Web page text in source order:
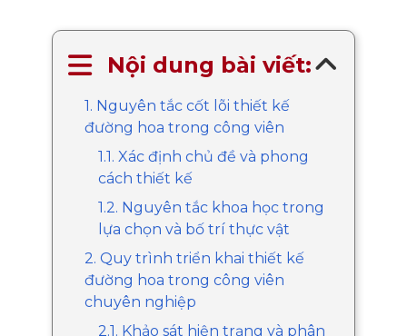
Nội dung bài viết:
1. Nguyên tắc cốt lõi thiết kế
đường hoa trong công viên
1.1. Xác định chủ đề và phong
cách thiết kế
1.2. Nguyên tắc khoa học trong
lựa chọn và bố trí thực vật
2. Quy trình triển khai thiết kế
đường hoa trong công viên
chuyên nghiệp
2.1. Khảo sát hiện trạng và phân